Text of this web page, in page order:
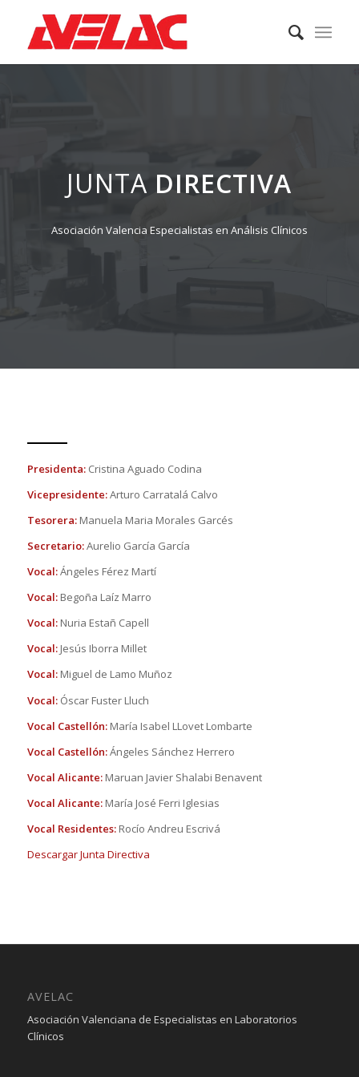
JUNTA DIRECTIVA
Asociación Valencia Especialistas en Análisis Clínicos
Presidenta:Cristina Aguado Codina
Vicepresidente:Arturo Carratalá Calvo
Tesorera:Manuela Maria Morales Garcés
Secretario:Aurelio García García
Vocal:Ángeles Férez Martí
Vocal:Begoña Laíz Marro
Vocal:Nuria Estañ Capell
Vocal:Jesús Iborra Millet
Vocal:Miguel de Lamo Muñoz
Vocal:Óscar Fuster Lluch
Vocal Castellón:María Isabel LLovet Lombarte
Vocal Castellón:Ángeles Sánchez Herrero
Vocal Alicante: Maruan Javier Shalabi Benavent
Vocal Alicante: María José Ferri Iglesias
Vocal Residentes:Rocío Andreu Escrivá
Descargar Junta Directiva
AVELAC
Asociación Valenciana de Especialistas en Laboratorios
Clínicos